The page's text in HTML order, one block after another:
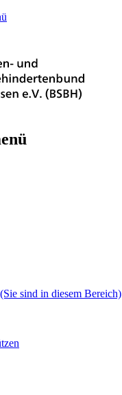
(Sie sind in diesem Bereich)